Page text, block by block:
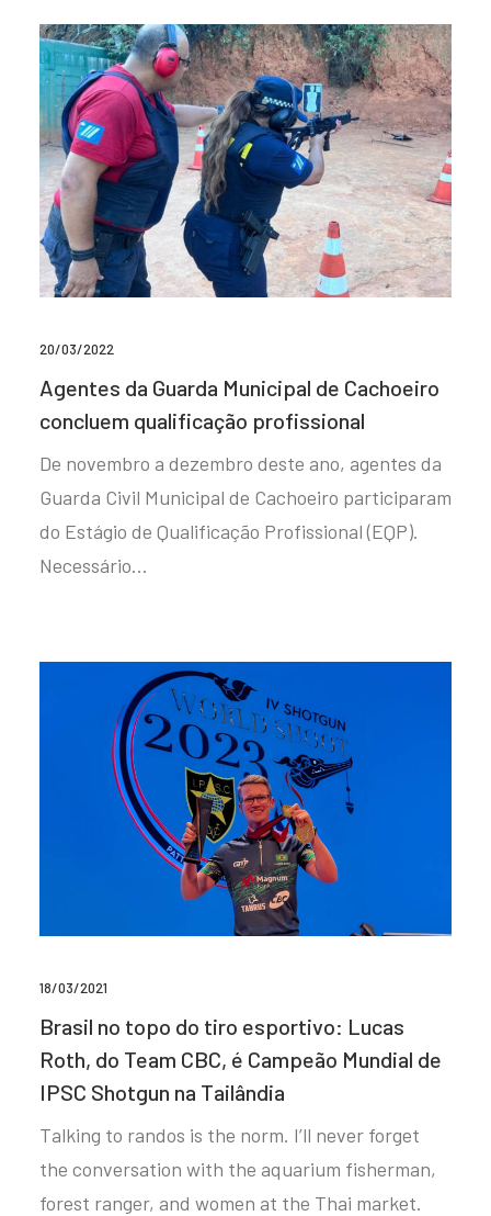
20/03/2022
Agentes da Guarda Municipal de Cachoeiro
concluem qualificação profissional
De novembro a dezembro deste ano, agentes da
Guarda Civil Municipal de Cachoeiro participaram
do Estágio de Qualificação Profissional (EQP).
Necessário…
18/03/2021
Brasil no topo do tiro esportivo: Lucas
Roth, do Team CBC, é Campeão Mundial de
IPSC Shotgun na Tailândia
Talking to randos is the norm. I’ll never forget
the conversation with the aquarium fisherman,
forest ranger, and women at the Thai market.